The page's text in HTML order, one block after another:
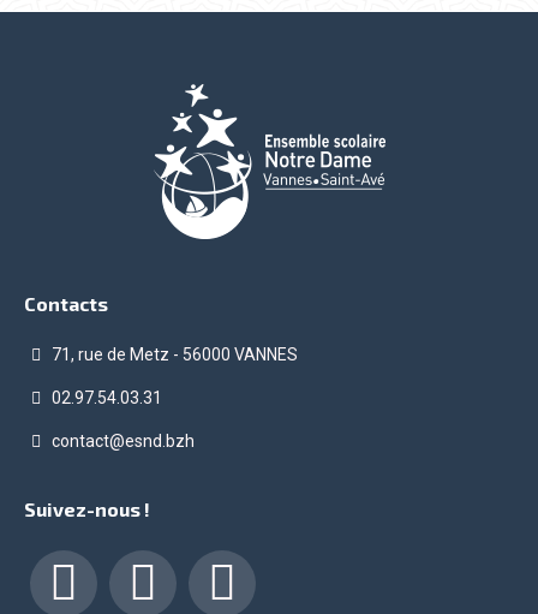
Contacts
71, rue de Metz - 56000 VANNES
02.97.54.03.31
contact@esnd.bzh
Suivez-nous !